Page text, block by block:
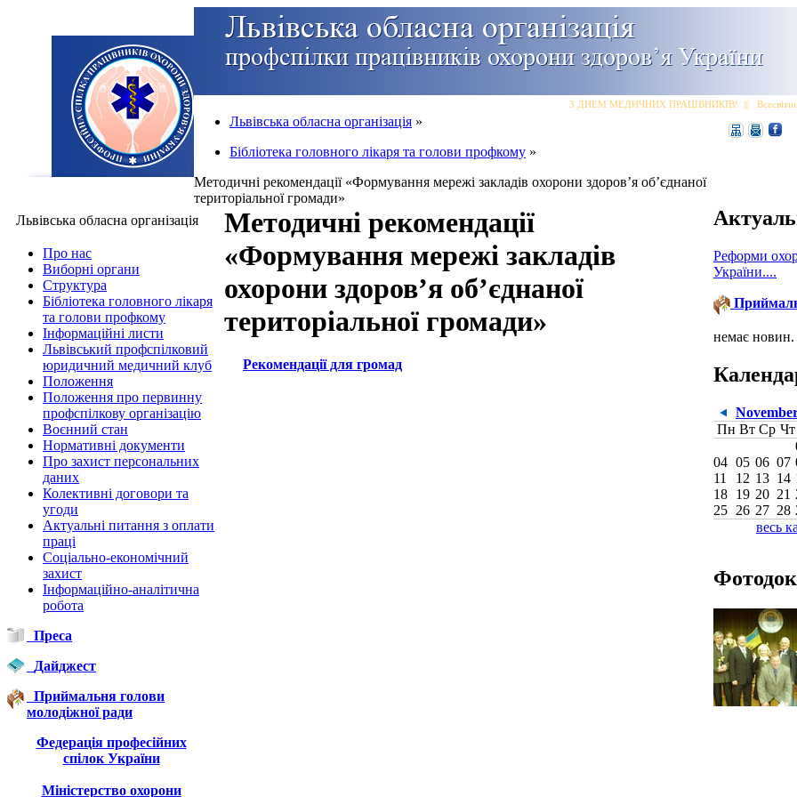
З ДНЕМ МЕДИЧНИХ ПРАЦІВНИКІВ!|||
Львівська обласна організація »
Бібліотека головного лікаря та голови профкому »
Методичні рекомендації «Формування мережі закладів охорони здоров’я об’єднаної
територіальної громади»
Львівська обласна організація
Про нас
Виборні органи
Структура
Бібліотека головного лікаря
та голови профкому
Інформаційні листи
Львівський профспілковий
юридичний медичний клуб
Положення
Положення про первинну
профспілкову організацію
Воєнний стан
Нормативні документи
Про захист персональних
даних
Колективні договори та
угоди
Актуальні питання з оплати
праці
Соціально-економічний
захист
Інформаційно-аналітична
робота
Преса
Дайджест
Приймальня голови
молодіжної ради
Федерація професійних
спілок України
Міністерство охорони
Методичні рекомендації
«Формування мережі закладів
охорони здоров’я об’єднаної
територіальної громади»
Рекомендації для громад
Реформи
України....
немає новин.
Пн Вт Ср Чт
04 05 06 07
11
12 13 14
18 19 20 21
25 26 27 28
весь